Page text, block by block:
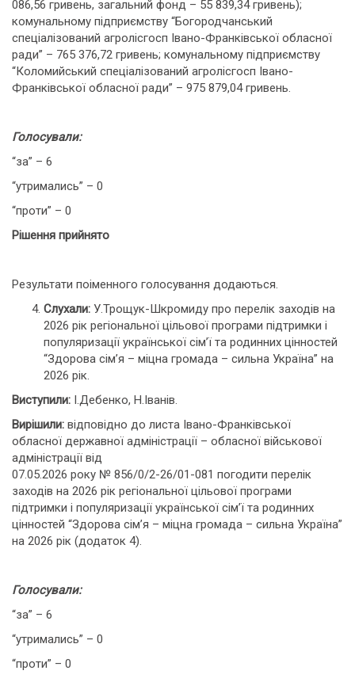
086,56 гривень, загальний фонд – 55 839,34 гривень);
комунальному підприємству “Богородчанський
спеціалізований агролісгосп Івано-Франківської обласної
ради” – 765 376,72 гривень; комунальному підприємству
“Коломийський спеціалізований агролісгосп Івано-
Франківської обласної ради” – 975 879,04 гривень.
Голосували:
“за” – 6
“утримались” – 0
“проти” – 0
Рішення прийнято
Результати поіменного голосування додаються.
Слухали: У.Трощук-Шкромиду про перелік заходів на
2026 рік регіональної цільової програми підтримки і
популяризації української сім’ї та родинних цінностей
“Здорова сім’я – міцна громада – сильна Україна” на
2026 рік.
Виступили: І.Дебенко, Н.Іванів.
Вирішили: відповідно до листа Івано-Франківської
обласної державної адміністрації – обласної військової
адміністрації від
07.05.2026 року № 856/0/2-26/01-081 погодити перелік
заходів на 2026 рік регіональної цільової програми
підтримки і популяризації української сім’ї та родинних
цінностей “Здорова сім’я – міцна громада – сильна Україна”
на 2026 рік (додаток 4).
Голосували:
“за” – 6
“утримались” – 0
“проти” – 0